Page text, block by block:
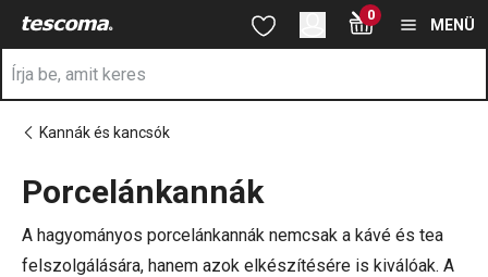
A Porcelán teáskannák oldalon tartózkodik
Ugrás a fő tartalomhoz
Ugrás a kereséshez
Ugrás a navigációhoz 0
MENÜ
Kannák és kancsók
Porcelánkannák
A hagyományos porcelánkannák nemcsak a kávé és tea
felszolgálására, hanem azok elkészítésére is kiválóak. A